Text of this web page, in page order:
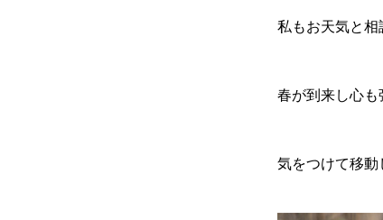
私もお天気と
春が到来し心
気をつけて移動